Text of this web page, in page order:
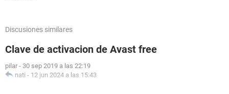
Discusiones similares
Clave de activacion de Avast free
pilar - 30 sep 2019 a las 22:19
nati - 12 jun 2024 a las 15:43